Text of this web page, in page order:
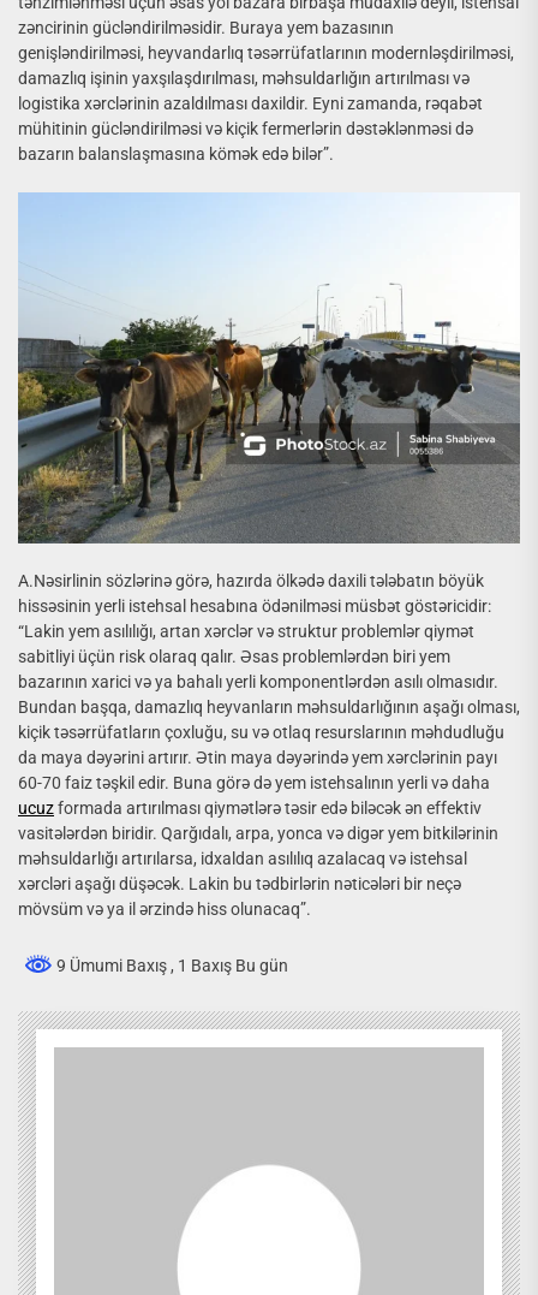
zəncirinin gücləndirilməsidir. Buraya yem bazasının
genişləndirilməsi, heyvandarlıq təsərrüfatlarının modernləşdirilməsi,
damazlıq işinin yaxşılaşdırılması, məhsuldarlığın artırılması və
logistika xərclərinin azaldılması daxildir. Eyni zamanda, rəqabət
mühitinin gücləndirilməsi və kiçik fermerlərin dəstəklənməsi də
bazarın balanslaşmasına kömək edə bilər”.
A.Nəsirlinin sözlərinə görə, hazırda ölkədə daxili tələbatın böyük
hissəsinin yerli istehsal hesabına ödənilməsi müsbət göstəricidir:
“Lakin yem asılılığı, artan xərclər və struktur problemlər qiymət
sabitliyi üçün risk olaraq qalır. Əsas problemlərdən biri yem
bazarının xarici və ya bahalı yerli komponentlərdən asılı olmasıdır.
Bundan başqa, damazlıq heyvanların məhsuldarlığının aşağı olması,
kiçik təsərrüfatların çoxluğu, su və otlaq resurslarının məhdudluğu
da maya dəyərini artırır. Ətin maya dəyərində yem xərclərinin payı
60-70 faiz təşkil edir. Buna görə də yem istehsalının yerli və daha
ucuzformada artırılması qiymətlərə təsir edə biləcək ən effektiv
vasitələrdən biridir. Qarğıdalı, arpa, yonca və digər yem bitkilərinin
məhsuldarlığı artırılarsa, idxaldan asılılıq azalacaq və istehsal
xərcləri aşağı düşəcək. Lakin bu tədbirlərin nəticələri bir neçə
mövsüm və ya il ərzində hiss olunacaq”.
9 Ümumi Baxış, 1 Baxış Bu gün